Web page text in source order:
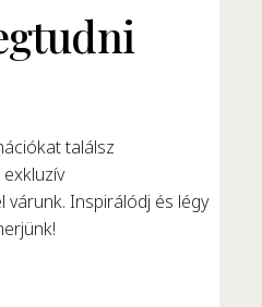
találsz
várunk. Inspirálódj és légy